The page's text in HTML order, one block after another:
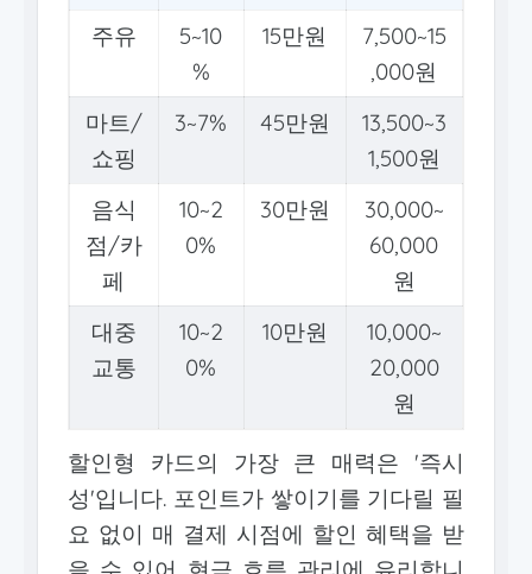
주유
5~10
%
15만원
7,500~15
,000원
마트/
쇼핑
3~7% 45만원
13,500~3
1,500원
음식
점/카
페
10~2
0%
30만원
30,000~
60,000
원
대중
교통
10~2
0%
10만원
10,000~
20,000
원
할인형 카드의 가장 큰 매력은 '즉시
성'입니다. 포인트가 쌓이기를 기다릴 필
요 없이 매 결제 시점에 할인 혜택을 받